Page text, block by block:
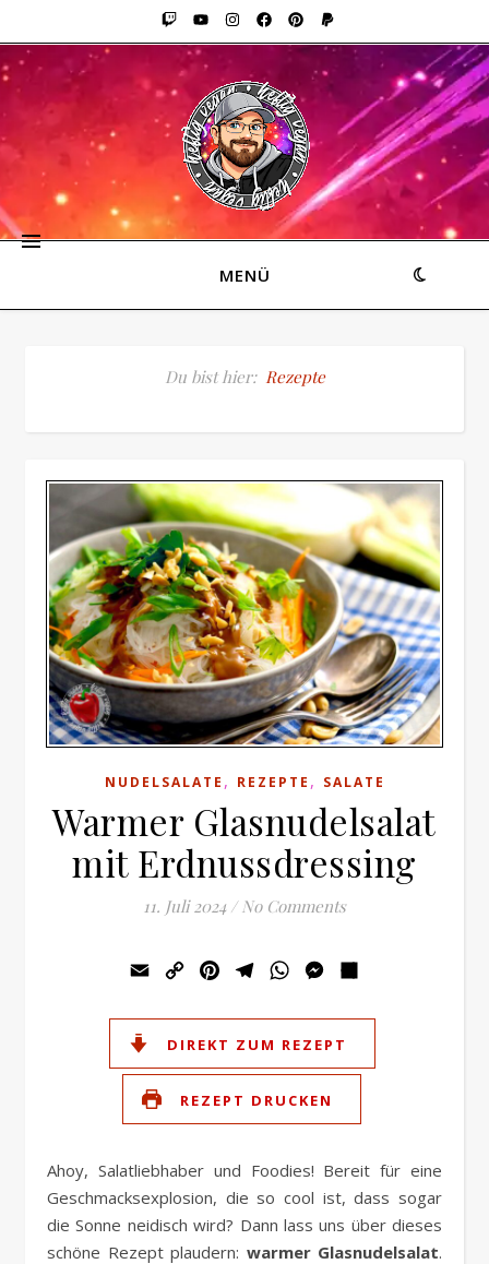
MENÜ
Du bist hier: Rezepte
NUDELSALATE , REZEPTE , SALATE
Warmer Glasnudelsalat
mit Erdnussdressing
11. Juli 2024 / No Comments
Email
Copy
PinterestTelegramWhatsAppMessenger
DIREKT ZUM REZEPT
REZEPT DRUCKEN
Ahoy, Salatliebhaber und Foodies! Bereit für eine
Geschmacksexplosion, die so cool ist, dass sogar
die Sonne neidisch wird? Dann lass uns über dieses
schöne Rezept plaudern: warmer Glasnudelsalat.